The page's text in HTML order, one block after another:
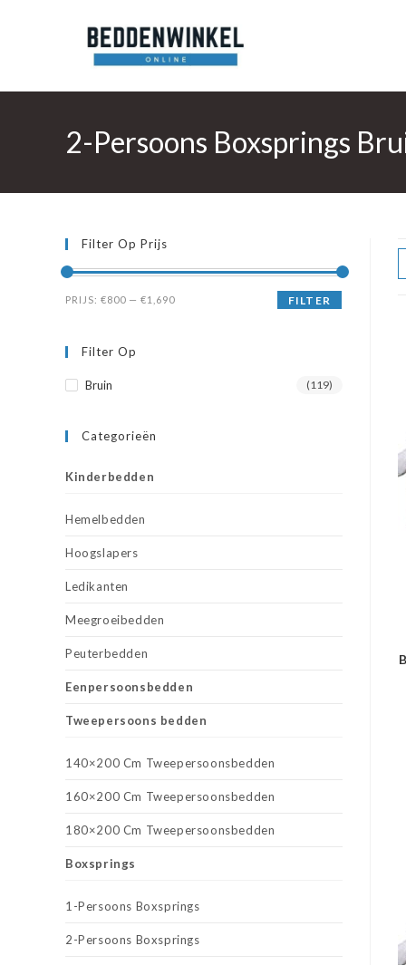
2-Persoons Boxsprings
Filter Op Prijs
Min.
Max.
FILTER
PRIJS: €800 — €1,690
Filter Op
Bruin (119)
Categorieën
Kinderbedden
Hemelbedden
Hoogslapers
Ledikanten
Meegroeibedden
Peuterbedden
Eenpersoonsbedden
Tweepersoons bedden
140×200 Cm Tweepersoonsbedden
160×200 Cm Tweepersoonsbedden
180×200 Cm Tweepersoonsbedden
Boxsprings
1-Persoons Boxsprings
2-Persoons Boxsprings